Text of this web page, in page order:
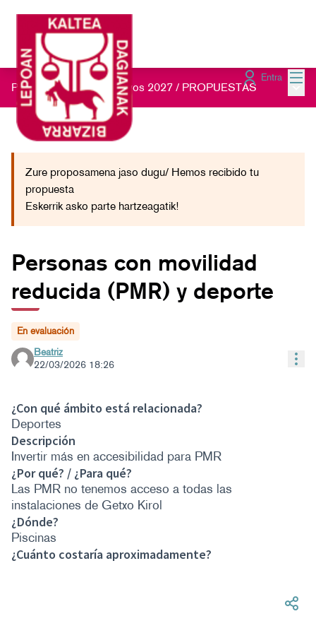
Entra
Presupuestos Participativos 2027 / PROPUESTAS
Zure proposamena jaso dugu/ Hemos recibido tu
propuesta
Eskerrik asko parte hartzeagatik!
Personas con movilidad
reducida (PMR) y deporte
En evaluación
Beatriz
22/03/2026 18:26
¿Con qué ámbito está relacionada?
Deportes
Descripción
Invertir más en accesibilidad para PMR
¿Por qué? / ¿Para qué?
Las PMR no tenemos acceso a todas las
instalaciones de Getxo Kirol
¿Dónde?
Piscinas
¿Cuánto costaría aproximadamente?